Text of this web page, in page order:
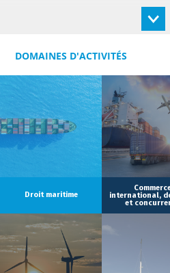
matière de domanialité publique et
ainsi que dans le secteur des
Pêches
Peter travaille régulièrement avec
des organisations de producteurs.
pour toute question ou litige ayant
administratives, relations avec les
organisations professionnelles,
largement aux politiques maritimes
(pêches, transports, sécurité/
Droit commercial
DOMAINES D'ACTIVITÉS
Droit maritime
international,
et